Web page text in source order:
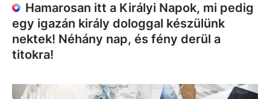
Hamarosan itt a Királyi Napok, mi pedig
egy igazán király dologgal készülünk
nektek! Néhány nap, és fény derül a
titokra!